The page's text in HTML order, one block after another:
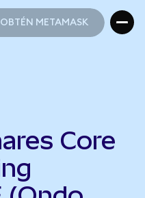
OBTÉN METAMASK
Core